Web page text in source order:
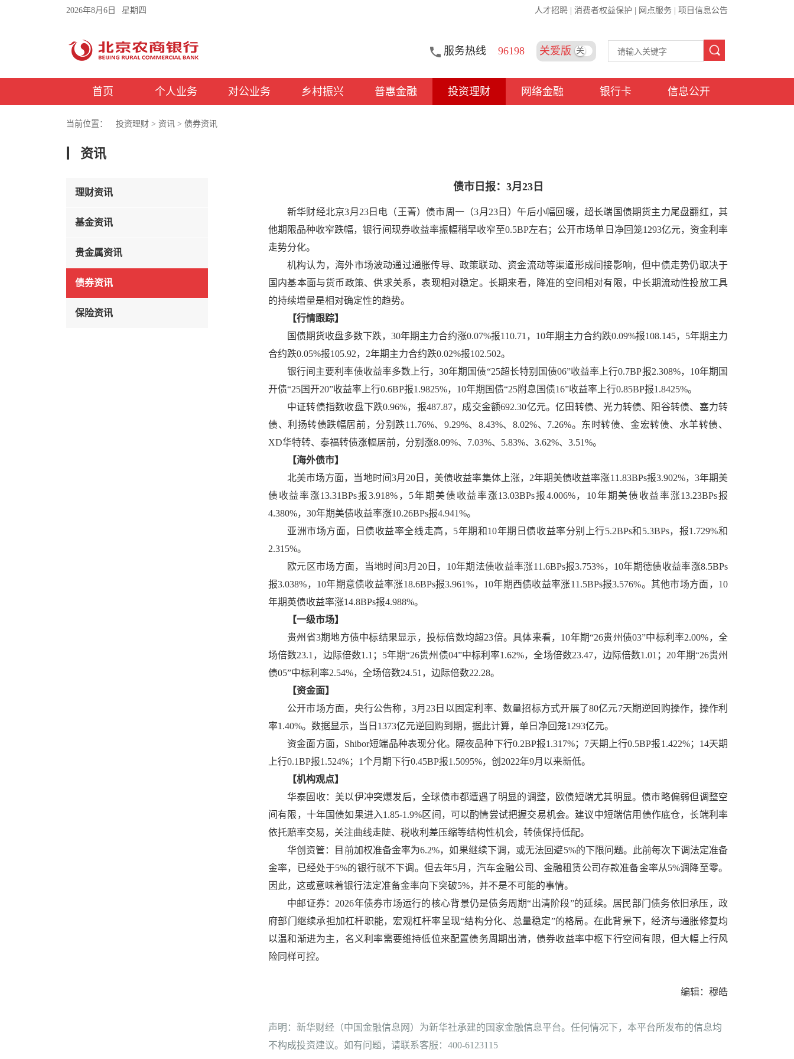
2026年8月6日 星期四 人才招聘 消费者权益保护 网点服务 项目信息公告
服务热线 96198 关爱版 关
首页 个人业务 对公业务 乡村振兴 普惠金融 投资理财 网络金融 银行卡 信息公开
当前位置： 投资理财 > 资讯 > 债券资讯
资讯
理财资讯
基金资讯
贵金属资讯
债券资讯
保险资讯
债市日报：3月23日
新华财经北京3月23日电（王菁）债市周一（3月23日）午后小幅回暖，超长端国债期货主力尾盘翻红，其
他期限品种收窄跌幅，银行间现券收益率振幅稍早收窄至0.5BP左右；公开市场单日净回笼1293亿元，资金利率
走势分化。
机构认为，海外市场波动通过通胀传导、政策联动、资金流动等渠道形成间接影响，但中债走势仍取决于
国内基本面与货币政策、供求关系，表现相对稳定。长期来看，降准的空间相对有限，中长期流动性投放工具
的持续增量是相对确定性的趋势。
【行情跟踪】
国债期货收盘多数下跌，30年期主力合约涨0.07%报110.71，10年期主力合约跌0.09%报108.145，5年期主力
合约跌0.05%报105.92，2年期主力合约跌0.02%报102.502。
银行间主要利率债收益率多数上行，30年期国债“25超长特别国债06”收益率上行0.7BP报2.308%，10年期国
开债“25国开20”收益率上行0.6BP报1.9825%，10年期国债“25附息国债16”收益率上行0.85BP报1.8425%。
中证转债指数收盘下跌0.96%，报487.87，成交金额692.30亿元。亿田转债、光力转债、阳谷转债、塞力转
债、利扬转债跌幅居前，分别跌11.76%、9.29%、8.43%、8.02%、7.26%。东时转债、金宏转债、水羊转债、
XD华特转、泰福转债涨幅居前，分别涨8.09%、7.03%、5.83%、3.62%、3.51%。
【海外债市】
北美市场方面，当地时间3月20日，美债收益率集体上涨，2年期美债收益率涨11.83BPs报3.902%，3年期美
债收益率涨13.31BPs报3.918%，5年期美债收益率涨13.03BPs报4.006%，10年期美债收益率涨13.23BPs报
4.380%，30年期美债收益率涨10.26BPs报4.941%。
亚洲市场方面，日债收益率全线走高，5年期和10年期日债收益率分别上行5.2BPs和5.3BPs，报1.729%和
2.315%。
欧元区市场方面，当地时间3月20日，10年期法债收益率涨11.6BPs报3.753%，10年期德债收益率涨8.5BPs
报3.038%，10年期意债收益率涨18.6BPs报3.961%，10年期西债收益率涨11.5BPs报3.576%。其他市场方面，10
年期英债收益率涨14.8BPs报4.988%。
【一级市场】
贵州省3期地方债中标结果显示，投标倍数均超23倍。具体来看，10年期“26贵州债03”中标利率2.00%，全
场倍数23.1，边际倍数1.1；5年期“26贵州债04”中标利率1.62%，全场倍数23.47，边际倍数1.01；20年期“26贵州
债05”中标利率2.54%，全场倍数24.51，边际倍数22.28。
【资金面】
公开市场方面，央行公告称，3月23日以固定利率、数量招标方式开展了80亿元7天期逆回购操作，操作利
率1.40%。数据显示，当日1373亿元逆回购到期，据此计算，单日净回笼1293亿元。
资金面方面，Shibor短端品种表现分化。隔夜品种下行0.2BP报1.317%；7天期上行0.5BP报1.422%；14天期
上行0.1BP报1.524%；1个月期下行0.45BP报1.5095%，创2022年9月以来新低。
【机构观点】
华泰固收：美以伊冲突爆发后，全球债市都遭遇了明显的调整，欧债短端尤其明显。债市略偏弱但调整空
间有限，十年国债如果进入1.85-1.9%区间，可以酌情尝试把握交易机会。建议中短端信用债作底仓，长端利率
依托赔率交易，关注曲线走陡、税收利差压缩等结构性机会，转债保持低配。
华创资管：目前加权准备金率为6.2%，如果继续下调，或无法回避5%的下限问题。此前每次下调法定准备
金率，已经处于5%的银行就不下调。但去年5月，汽车金融公司、金融租赁公司存款准备金率从5%调降至零。
因此，这或意味着银行法定准备金率向下突破5%，并不是不可能的事情。
中邮证券：2026年债券市场运行的核心背景仍是债务周期“出清阶段”的延续。居民部门债务依旧承压，政
府部门继续承担加杠杆职能，宏观杠杆率呈现“结构分化、总量稳定”的格局。在此背景下，经济与通胀修复均
以温和渐进为主，名义利率需要维持低位来配置债务周期出清，债券收益率中枢下行空间有限，但大幅上行风
险同样可控。
编辑：穆皓
声明：新华财经（中国金融信息网）为新华社承建的国家金融信息平台。任何情况下，本平台所发布的信息均
不构成投资建议。如有问题，请联系客服：400-6123115